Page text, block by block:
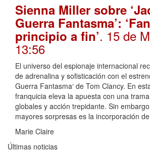
Sienna Miller sobre
Guerra Fantasma’:
principio a fin’. 15 de
13:56
El universo del espionaje internacional
de adrenalina y sofisticación con el
Guerra Fantasma‘ de Tom Clancy. En
franquicia eleva la apuesta con una
globales y acción trepidante. Sin
mayores sorpresas es la incorporación de
Marie Claire
Últimas noticias